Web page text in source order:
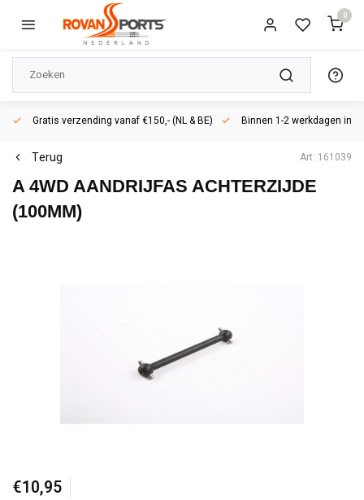
0
Gratis verzending vanaf €150,- (NL & BE) Binnen 1-2 werkdagen in
Terug Art: 161039
A 4WD AANDRIJFAS ACHTERZIJDE
(100MM)
€10,95